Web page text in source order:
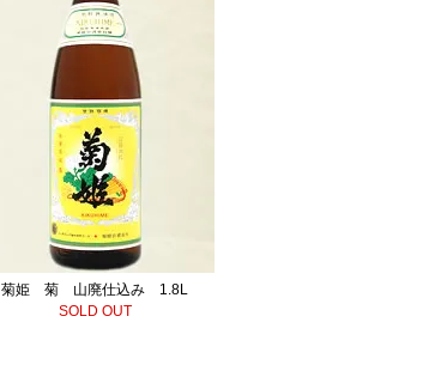
菊姫 菊 山廃仕込み 1.8L
SOLD OUT